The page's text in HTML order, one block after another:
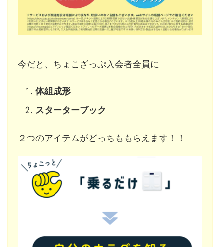
今だと、ちょこざっぷ入会者全員に
体組成形
スターターブック
２つのアイテムがどっちももらえます！！